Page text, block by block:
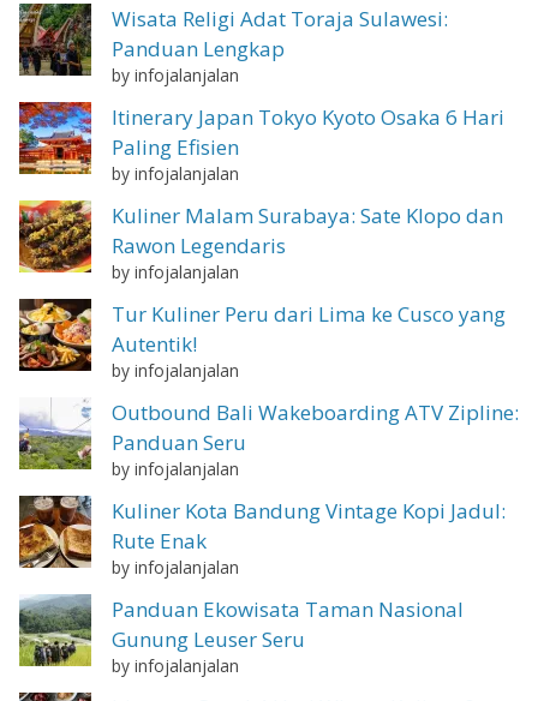
Wisata Religi Adat Toraja Sulawesi:
Panduan Lengkap
by infojalanjalan
Itinerary Japan Tokyo Kyoto Osaka 6 Hari
Paling Efisien
by infojalanjalan
Kuliner Malam Surabaya: Sate Klopo dan
Rawon Legendaris
by infojalanjalan
Tur Kuliner Peru dari Lima ke Cusco yang
Autentik!
by infojalanjalan
Outbound Bali Wakeboarding ATV Zipline:
Panduan Seru
by infojalanjalan
Kuliner Kota Bandung Vintage Kopi Jadul:
Rute Enak
by infojalanjalan
Panduan Ekowisata Taman Nasional
Gunung Leuser Seru
by infojalanjalan